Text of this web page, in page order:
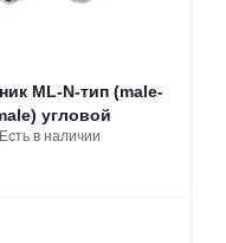
ML-N-тип (male-
угловой
Есть в наличии